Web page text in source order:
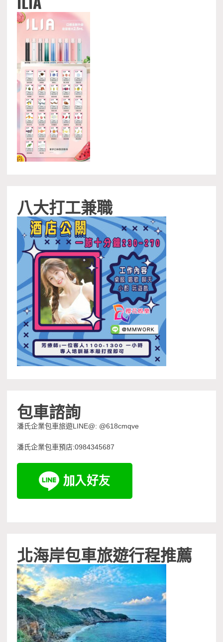
八大打工兼職
包車諮詢
潘氏企業包車旅遊LINE@: @618cmqve
潘氏企業包車預店:0984345687
北海岸包車旅遊行程推薦